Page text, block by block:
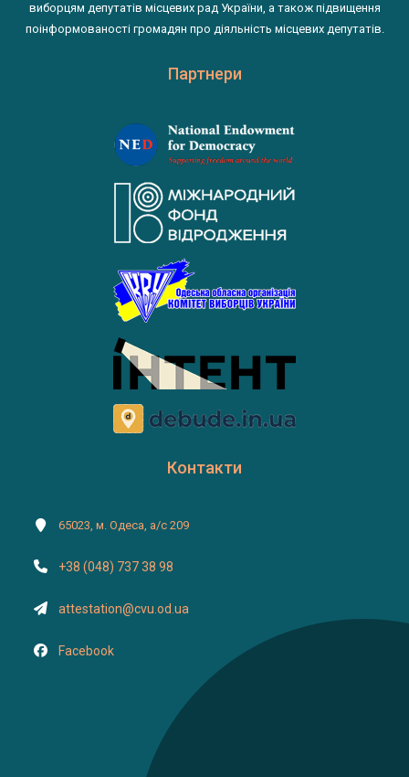
виборцям депутатів місцевих рад України, а також підвищення
поінформованості громадян про діяльність місцевих депутатів.
Партнери
Контакти
65023, м. Одеса, а/с 209
+38 (048) 737 38 98
attestation@cvu.od.ua
Facebook